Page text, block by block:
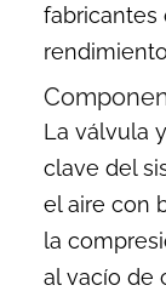
fabricantes
La válvula
clave del
el aire con
la
al vacío de